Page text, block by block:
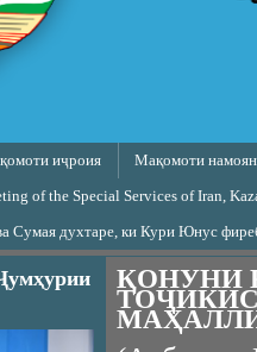
иҷроия
Мақомоти
of the Special Services of Iran,
Сумая духтаре, ки Кури Юнус
ҚОНУНИ